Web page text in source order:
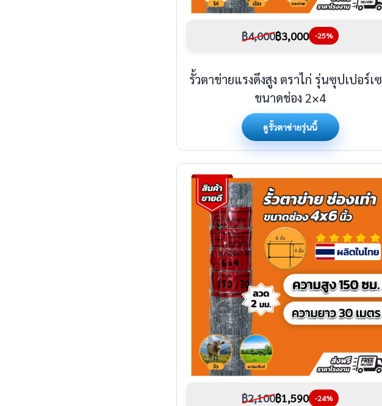
฿4,000฿3,000 -25%
รั้วตาข่ายแรงดึงสูง ตราไก่ รุ่นซุปเปอร์เ
ขนาดช่อง 2×4
ดูรั้วตาข่ายรุ่นนี้
฿2,100฿1,590 -24%